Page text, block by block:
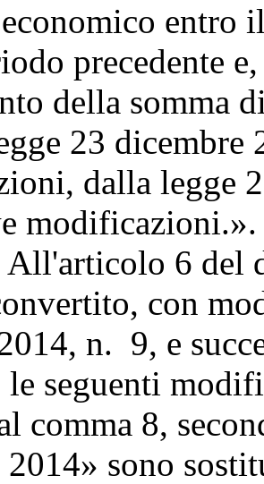
entro
precedente
della somma
23
dalla legge
modificazioni.».
All'articolo 6 del
con
n. 9, e
le seguenti
comma 8,
2014» sono